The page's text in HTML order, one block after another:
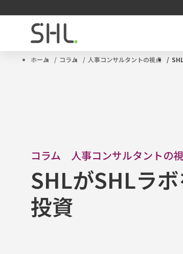
ホーム コラム 人事コンサルタントの視点
コラム 人事コンサルタントの
SHLがSHLラ
投資